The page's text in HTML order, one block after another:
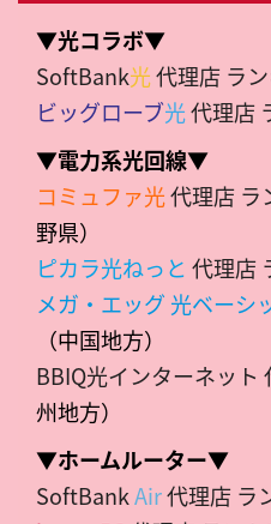
▼光コラボ▼
SoftBank光代理店 ラ
ビッグローブ光代理店
▼電力系光回線▼
コミュファ光代理店 ラ
野県）
ピカラ光ねっと 代理店
メガ・エッグ 光ベーシ
（中国地方）
BBIQ光インターネット
州地方）
▼ホームルーター▼
SoftBankAir代理店 ラ